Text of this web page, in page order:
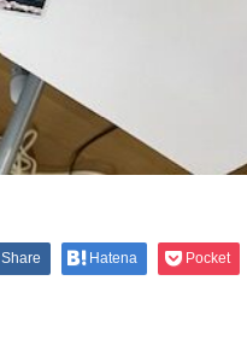
Share Hatena Pocket